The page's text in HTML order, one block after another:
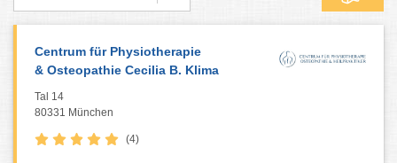
Centrum für Physiotherapie
& Osteopathie Cecilia B. Klima
Tal 14
80331 München
(4)